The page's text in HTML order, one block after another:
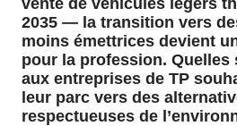
2035 — la transition vers
moins émettrices devient
pour la profession. Quelles
aux entreprises de TP
leur parc vers des
respectueuses de